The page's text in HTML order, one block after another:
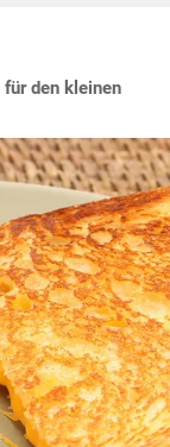
den kleinen